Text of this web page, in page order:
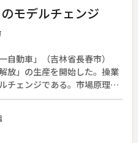
モデルチェンジ
動車」（吉林省長春市）
放」の生産を開始した。操業
チェンジである。市場原理の
中国では、巨大メーカーが激
「第一自動車」の経営陣はモ
圧倒し、さらに増産と品質
みきった。実績に応じてボ